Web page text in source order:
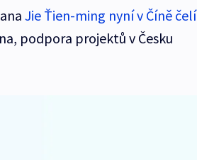
Jie Ťien-ming nyní v Číně čelí
podpora projektů v Česku